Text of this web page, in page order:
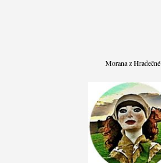
Morana z Hradečné